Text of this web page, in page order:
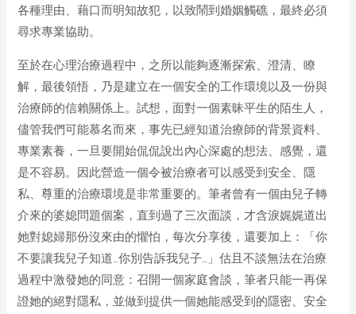
各種理由、藉口而明知故犯，以致鬧到婚姻觸礁，最終必須
尋求專業協助。
至於在心理治療過程中，之所以能夠逐漸探索、澄清、瞭
解，最後領悟，乃是建立在一個安全的工作環境以及一份與
治療師的信賴關係上。試想，面對一個素昧平生的陌生人，
儘管我們可能慕名而來，事先已經知道治療師的背景資料、
專業素養，一旦要開始侃侃說出內心深處的想法、感覺，還
是不容易。因此營造一個令被治療者可以感受到安全、隱
私、尊重的治療環境是非常重要的。筆者曾有一個由兒子轉
介來的婆媳問題個案，直到過了三次面談，才含淚娓娓道出
她對媳婦那份沒來由的懼怕，每次分享後，還要加上：「你
不要讓我兒子知道…你別告訴我兒子…」估且不談無法在治療
過程中激發她的同意：召開一個家庭會談，筆者只能一再保
證她的絕對隱私，並做到提供一個她能感受到的隱密、安全